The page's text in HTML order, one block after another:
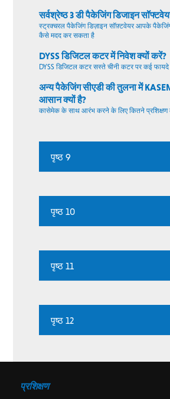
सर्वश्रेष्ठ 3 डी पैकेजिंग डिजाइन
स्ट्रक्चरल पैकेजिंग डिज़ाइन सॉफ़्टवेयर आपके
कैसे मदद कर सकता है
DYSS डिजिटल कटर में निवेश क्यों करें?
DYSS डिजिटल कटर सस्ते चीनी कटर पर कई
अन्य पैकेजिंग सीएडी की तुलना में
आसान क्यों है?
कासेमेक के साथ आरंभ करने के लिए कितने प्रशिक्षण
पृष्ठ 9
पृष्ठ 10
पृष्ठ 11
पृष्ठ 12
प्रशिक्षण